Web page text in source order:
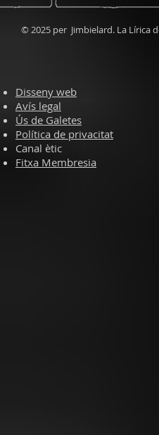
© 2025 per Jimbielard. La Lírica
Disseny web
Avís legal
Ús de Galetes
Política de privacitat
Canal ètic
Fitxa Membresia